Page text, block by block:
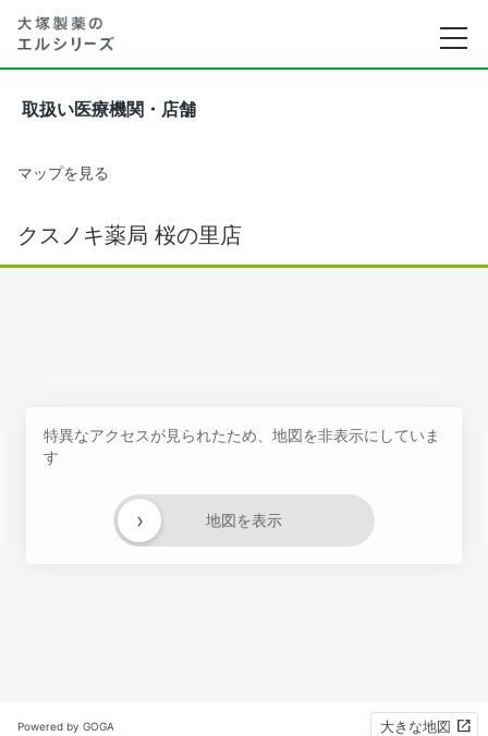
取扱い医療機関・店舗
マップを見る
クスノキ薬局 桜の里店
特異なアクセスが見られたため、地図を非表示にしていま
す
地図を表示
›
Powered by GOGA 大きな地図